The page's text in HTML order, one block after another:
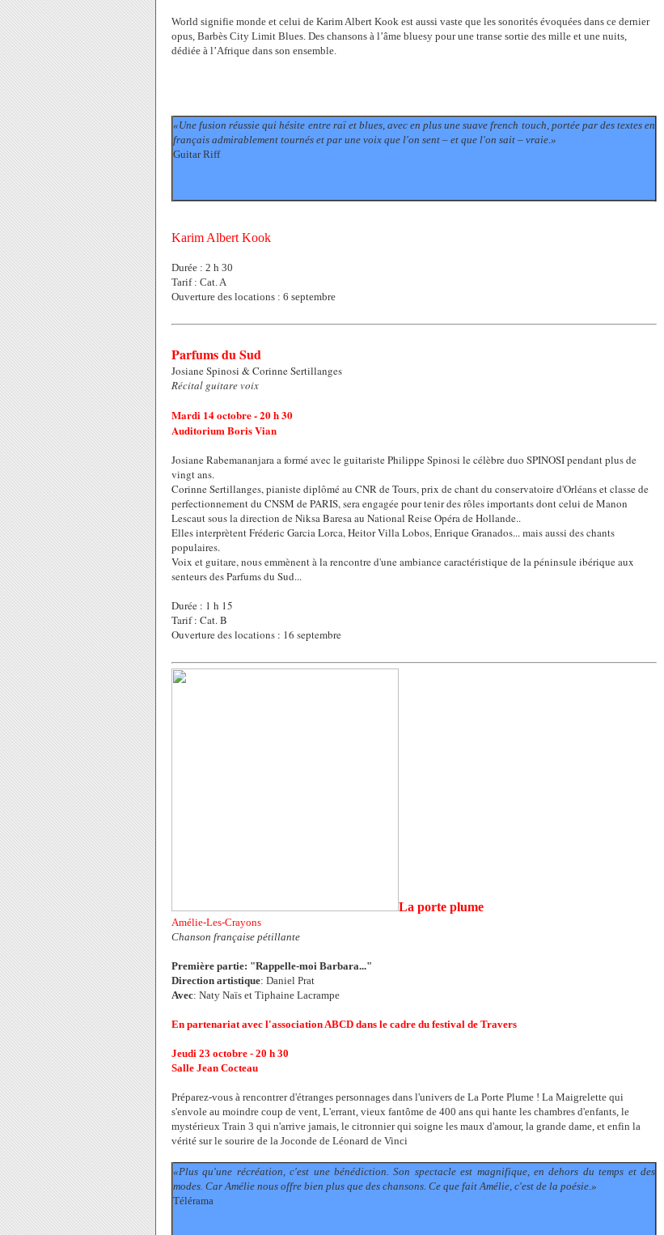
World signifie monde et celui de Karim Albert Kook est aussi vaste que les sonorités évoquées dans ce dernier
opus, Barbès City Limit Blues. Des chansons à l’âme bluesy pour une transe sortie des mille et une nuits,
dédiée à l’Afrique dans son ensemble.
«Une fusion réussie qui hésite entre raï et blues, avec en plus une suave french touch, portée par des textes en
français admirablement tournés et par une voix que l'on sent – et que l'on sait – vraie.»
Guitar Riff
Karim Albert Kook
Durée : 2 h 30
Tarif : Cat. A
Ouverture des locations : 6 septembre
Parfums du Sud
Josiane Spinosi & Corinne Sertillanges
Récital guitare voix
Mardi 14 octobre - 20 h 30
Auditorium Boris Vian
Josiane Rabemananjara a formé avec le guitariste Philippe Spinosi le célèbre duo SPINOSI pendant plus de
vingt ans.
Corinne Sertillanges, pianiste diplômé au CNR de Tours, prix de chant du conservatoire d'Orléans et classe de
perfectionnement du CNSM de PARIS, sera engagée pour tenir des rôles importants dont celui de Manon
Lescaut sous la direction de Niksa Baresa au National Reise Opéra de Hollande..
Elles interprètent Fréderic Garcia Lorca, Heitor Villa Lobos, Enrique Granados... mais aussi des chants
populaires.
Voix et guitare, nous emmènent à la rencontre d'une ambiance caractéristique de la péninsule ibérique aux
senteurs des Parfums du Sud...
Durée : 1 h 15
Tarif : Cat. B
Ouverture des locations : 16 septembre
La porte plume
Amélie-Les-Crayons
Chanson française pétillante
Première partie: "Rappelle-moi Barbara..."
Direction artistique: Daniel Prat
Avec: Naty Naïs et Tiphaine Lacrampe
En partenariat avec l'association ABCD dans le cadre du festival de Travers
Jeudi 23 octobre - 20 h 30
Salle Jean Cocteau
Préparez-vous à rencontrer d'étranges personnages dans l'univers de La Porte Plume ! La Maigrelette qui
s'envole au moindre coup de vent, L'errant, vieux fantôme de 400 ans qui hante les chambres d'enfants, le
mystérieux Train 3 qui n'arrive jamais, le citronnier qui soigne les maux d'amour, la grande dame, et enfin la
vérité sur le sourire de la Joconde de Léonard de Vinci
«Plus qu'une récréation, c'est une bénédiction. Son spectacle est magnifique, en dehors du temps et des
modes. Car Amélie nous offre bien plus que des chansons. Ce que fait Amélie, c'est de la poésie.»
Télérama